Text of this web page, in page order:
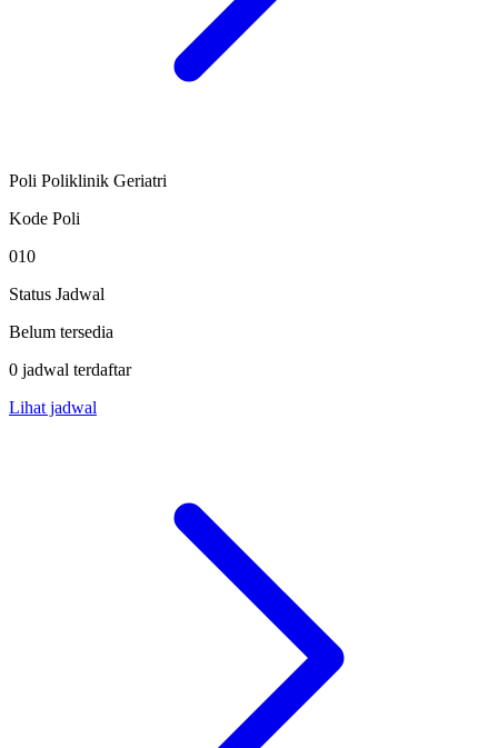
Poli Poliklinik Geriatri
Kode Poli
010
Status Jadwal
Belum tersedia
0 jadwal terdaftar
Lihat jadwal